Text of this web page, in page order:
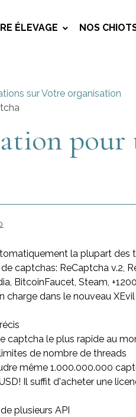
ÉLEVAGE NOS
sur Votre organisation
pour
la plupart des
captchas: ReCaptcha v.2,
BitcoinFaucet, Steam,
charge dans le nouveau
captcha le plus rapide au
de nombre de threads
même 1.000.000.000
Il suffit d'acheter une
plusieurs API